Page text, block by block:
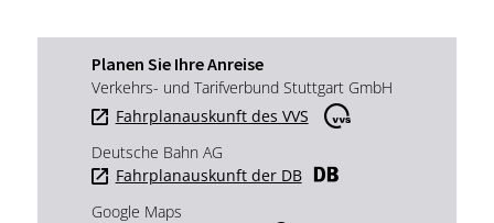
Planen Sie Ihre Anreise
Verkehrs- und Tarifverbund Stuttgart GmbH
Fahrplanauskunft des VVS
Deutsche Bahn AG
Fahrplanauskunft der DB
Google Maps